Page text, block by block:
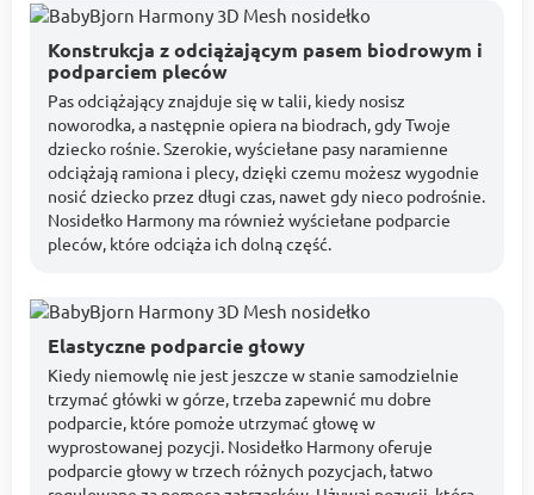
Konstrukcja z odciążającym pasem biodrowym i
podparciem pleców
Pas odciążający znajduje się w talii, kiedy nosisz
noworodka, a następnie opiera na biodrach, gdy Twoje
dziecko rośnie. Szerokie, wyściełane pasy naramienne
odciążają ramiona i plecy, dzięki czemu możesz wygodnie
nosić dziecko przez długi czas, nawet gdy nieco podrośnie.
Nosidełko Harmony ma również wyściełane podparcie
pleców, które odciąża ich dolną część.
Elastyczne podparcie głowy
Kiedy niemowlę nie jest jeszcze w stanie samodzielnie
trzymać główki w górze, trzeba zapewnić mu dobre
podparcie, które pomoże utrzymać głowę w
wyprostowanej pozycji. Nosidełko Harmony oferuje
podparcie głowy w trzech różnych pozycjach, łatwo